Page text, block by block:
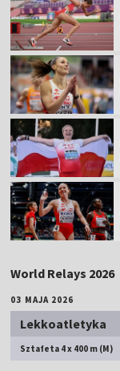
World Relays 2026
03 MAJA 2026
Lekkoatletyka
Sztafeta 4 x 400 m (M)